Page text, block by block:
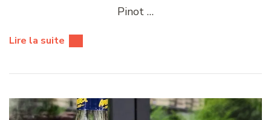
Pinot …
Lire la suite